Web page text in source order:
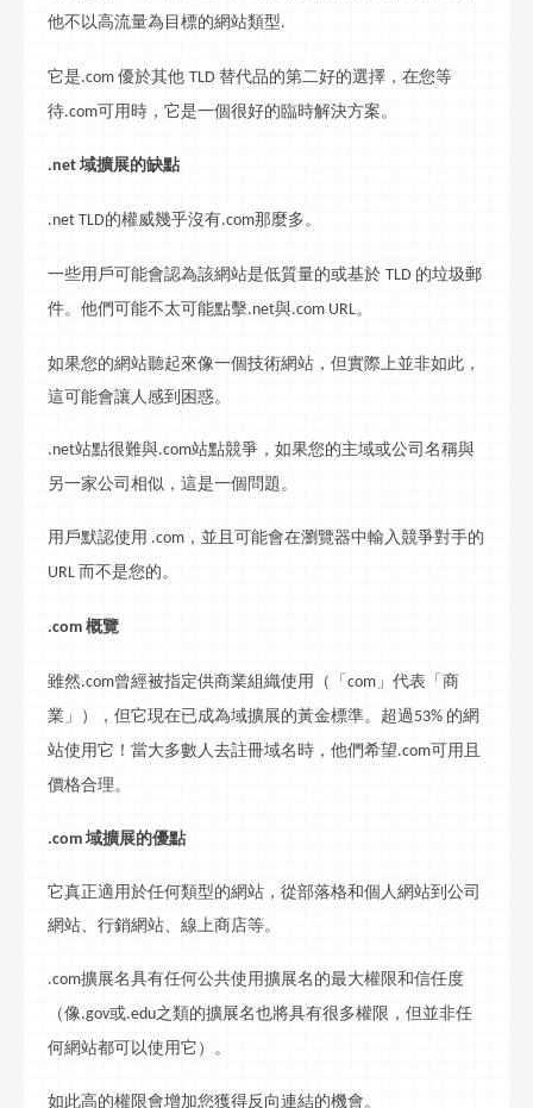
他不以高流量為目標的網站類型.
它是.com 優於其他 TLD 替代品的第二好的選擇，在您等
待.com可用時，它是一個很好的臨時解決方案。
.net 域擴展的缺點
.net TLD的權威幾乎沒有.com那麼多。
一些用戶可能會認為該網站是低質量的或基於 TLD 的垃圾郵
件。他們可能不太可能點擊.net與.com URL。
如果您的網站聽起來像一個技術網站，但實際上並非如此，
這可能會讓人感到困惑。
.net站點很難與.com站點競爭，如果您的主域或公司名稱與
另一家公司相似，這是一個問題。
用戶默認使用 .com ，並且可能會在瀏覽器中輸入競爭對手的
URL 而不是您的。
.com 概覽
雖然.com曾經被指定供商業組織使用（「 com 」代表「商
業」），但它現在已成為域擴展的黃金標準。超過53% 的網
站使用它！當大多數人去註冊域名時，他們希望.com可用且
價格合理。
.com 域擴展的優點
它真正適用於任何類型的網站，從部落格和個人網站到公司
網站、 行銷網站、線上商店等。
.com擴展名具有任何公共使用擴展名的最大權限和信任度
（像.gov或.edu之類的擴展名也將具有很多權限，但並非任
何網站都可以使用它）。
如此高的權限會增加您獲得反向連結的機會。